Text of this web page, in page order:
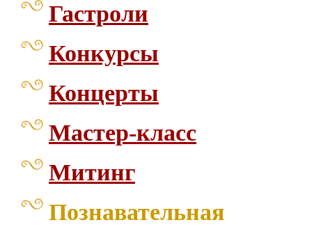
Гастроли
Конкурсы
Концерты
Мастер-класс
Митинг
Познавательная